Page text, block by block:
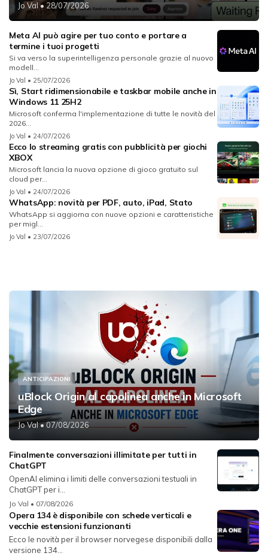
Jo Val• 28/07/2026
Meta AI può agire per tuo conto e portare a
termine i tuoi progetti
Si va verso la superintelligenza personale grazie al nuovo
modell...
Jo Val • 25/07/2026
Sì, Start ridimensionabile e taskbar mobile anche in
Windows 11 25H2
Microsoft conferma l'implementazione di tutte le novità del
2026...
Jo Val • 24/07/2026
Ecco lo streaming gratis con pubblicità per giochi
XBOX
Microsoft lancia la nuova opzione di gioco gratuito sul
cloud per...
Jo Val • 24/07/2026
WhatsApp: novità per PDF, auto, iPad, Stato
WhatsApp si aggiorna con nuove opzioni e caratteristiche
per migl...
Jo Val • 23/07/2026
ANTICIPAZIONI
uBlock Origin al capolinea anche in Microsoft
Edge
Jo Val• 07/08/2026
Finalmente conversazioni illimitate per tutti in
ChatGPT
OpenAI elimina i limiti delle conversazioni testuali in
ChatGPT per i...
Jo Val • 07/08/2026
Opera 134 è disponibile con schede verticali e
vecchie estensioni funzionanti
Ecco le novità per il browser norvegese disponibili dalla
versione 134...